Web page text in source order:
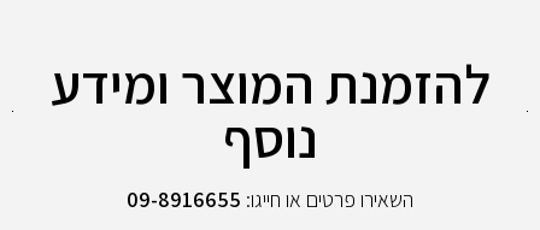
להזמנת המוצר ומידע
נוסף
השאירו פרטים או חייגו: 09-8916655